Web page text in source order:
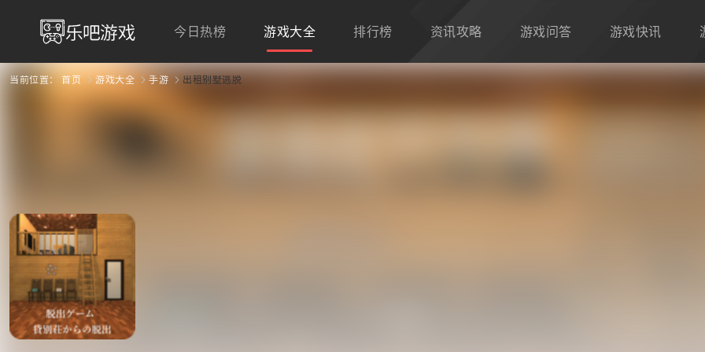
今日热榜 游戏大全 排行榜 资讯攻略 游戏问答 游戏快讯
当前位置： 首页 游戏大全 手游 出租别墅逃脱